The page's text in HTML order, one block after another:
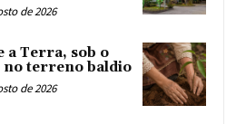
de 2026
a Terra, sob o
no terreno baldio
de 2026